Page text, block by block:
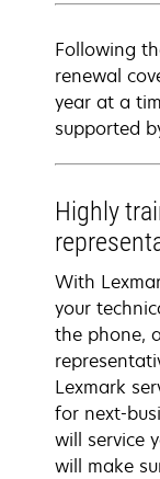
Following
renewal
year at a
supported
Highly
With
your
the phone,
Lexmark
for next-
will service
will make